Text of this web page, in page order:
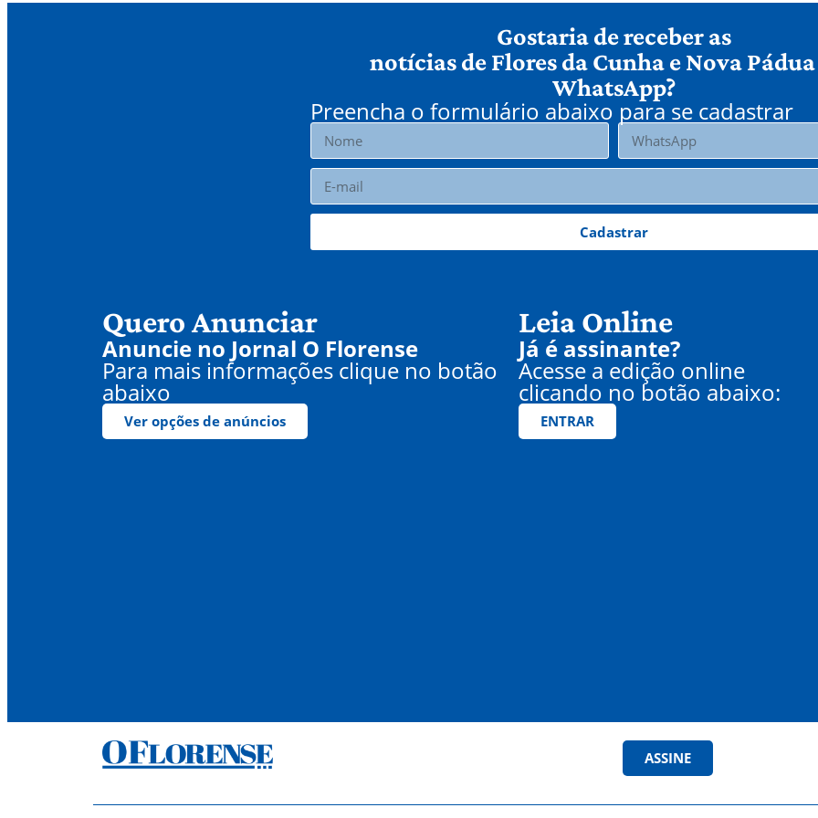
Gostaria de receber as
notícias de Flores da Cunha e Nova
WhatsApp?
Preencha o formulário abaixo para se cadastrar
Cadastrar
Quero Anunciar
Anuncie no Jornal O Florense
Para mais informações clique no botão
abaixo
Ver opções de anúncios
Leia Online
Já é assinante?
Acesse a edição online
clicando no botão abaixo:
ENTRAR
ASSINE